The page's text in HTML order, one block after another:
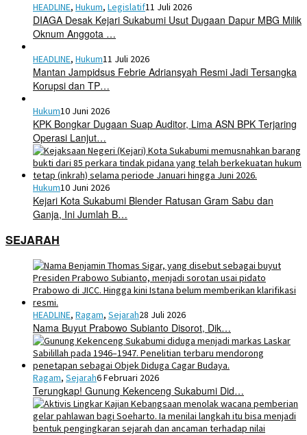
HEADLINE, Hukum, Legislatif11 Juli 2026
DIAGA Desak Kejari Sukabumi Usut Dugaan Dapur MBG Milik
Oknum Anggota …
HEADLINE, Hukum11 Juli 2026
Mantan Jampidsus Febrie Adriansyah Resmi Jadi Tersangka
Korupsi dan TP…
Hukum10 Juni 2026
KPK Bongkar Dugaan Suap Auditor, Lima ASN BPK Terjaring
Operasi Lanjut…
Hukum10 Juni 2026
Kejari Kota Sukabumi Blender Ratusan Gram Sabu dan
Ganja, Ini Jumlah B…
SEJARAH
HEADLINE, Ragam, Sejarah28 Juli 2026
Nama Buyut Prabowo Subianto Disorot, Dik…
Ragam, Sejarah6 Februari 2026
Terungkap! Gunung Kekenceng Sukabumi Did…